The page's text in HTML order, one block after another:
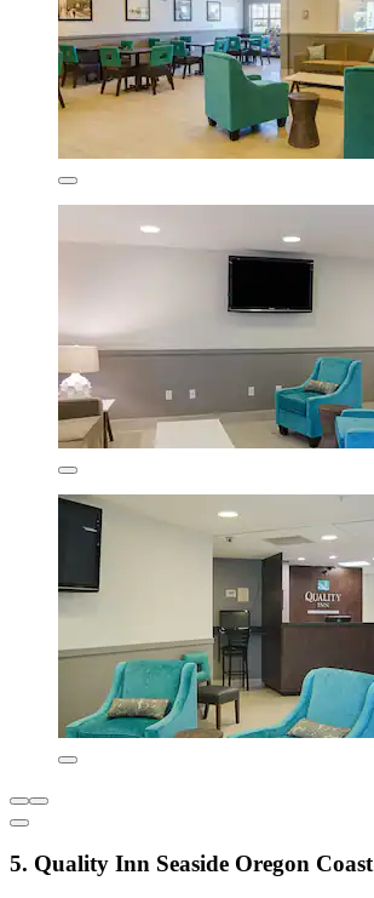
5. Quality Inn Seaside Oregon Coast